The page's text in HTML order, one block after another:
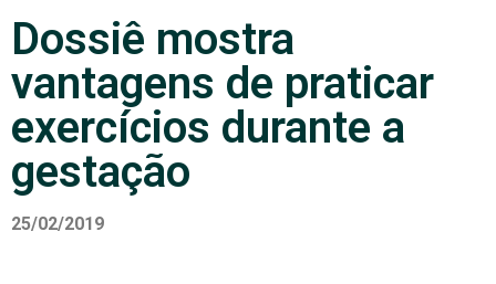
Dossiê mostra
vantagens de praticar
exercícios durante a
gestação
25/02/2019